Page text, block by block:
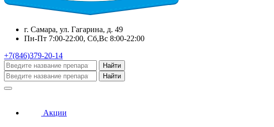
г. Самара, ул. Гагарина, д. 49
Пн-Пт 7:00-22:00, Сб,Вс 8:00-22:00
+7(846)379-20-14
Найти
Найти
Акции